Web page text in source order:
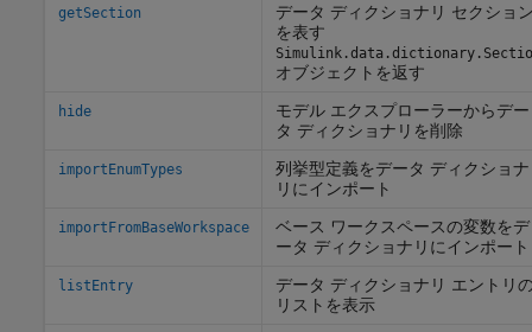
getSection
データ ディクショナリ セクショ
を表す
オブジェクトを返す
hide
モデル エクスプローラーからデー
タ ディクショナリを削除
importEnumTypes
列挙型定義をデータ ディクショナ
リにインポート
importFromBaseWorkspace
ベース ワークスペースの変数をデ
ータ ディクショナリにインポート
listEntry
データ ディクショナリ エントリ
リストを表示